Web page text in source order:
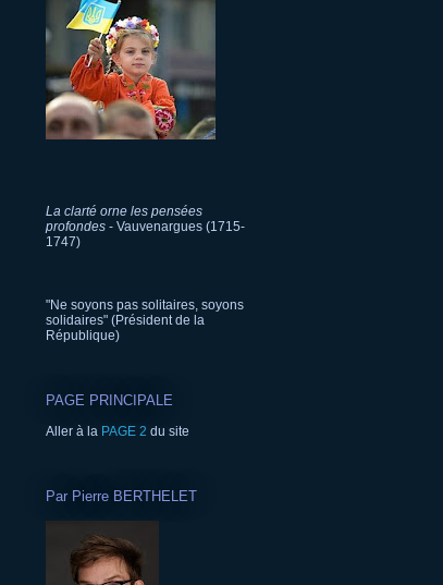
La clarté orne les pensées
profondes - Vauvenargues (1715-
1747)
"Ne soyons pas solitaires, soyons
solidaires" (Président de la
République)
PAGE PRINCIPALE
Aller à la PAGE 2 du site
Par Pierre BERTHELET